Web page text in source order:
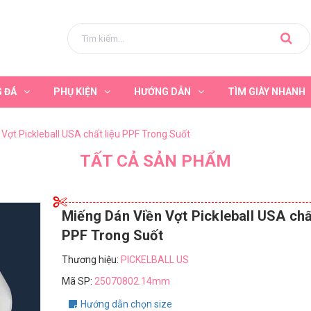
ĐÁ PHỤ KIỆN HƯỚNG DẪN TÌM GIÀY NHANH
Vợt Pickleball USA chất liệu PPF Trong Suốt
TẤT CẢ SẢN PHẨM
Miếng Dán Viền Vợt Pickleball USA
PPF Trong Suốt
Thương hiệu: PICKELBALL US
Mã SP: 25070802.14mm
Hướng dẫn chọn size